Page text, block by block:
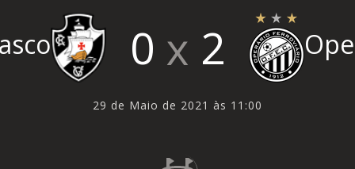
0 2
29 de Maio de 2021 às 11:00